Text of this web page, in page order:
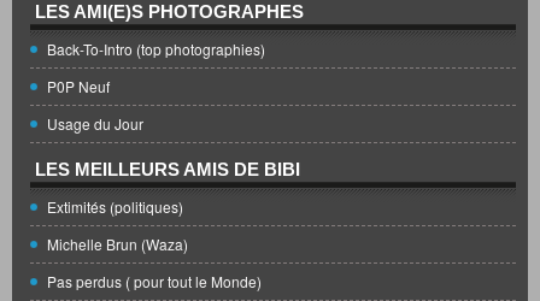
LES AMI(E)S PHOTOGRAPHES
Back-To-Intro (top photographies)
P0P Neuf
Usage du Jour
LES MEILLEURS AMIS DE BIBI
Extimités (politiques)
Michelle Brun (Waza)
Pas perdus ( pour tout le Monde)